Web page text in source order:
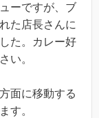
ーですが、ブ
た店長さんに
た。カレー好
い。
面に移動する
す。